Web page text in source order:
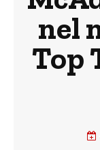
nel
Top